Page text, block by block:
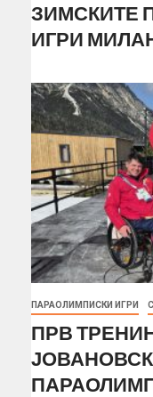
ЗИМСКИТЕ
ИГРИ
ПАРАОЛИМПИСКИ ИГРИ
ПРВ